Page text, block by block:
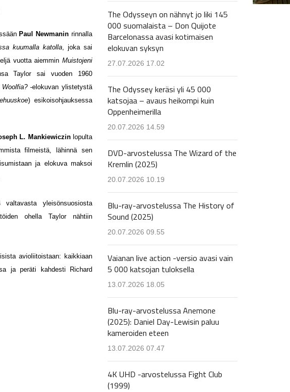
Paul Newmaninrinnalla
kuumalla katolla, joka sai
vuotta aiemmin Muistojeni
Taylor sai vuoden 1960
Woolfia?-elokuvan ylistetystä
) esikoisohjauksessa
L. Mankiewiczin lopulta
filmeistä, lähinnä sen
ja elokuva maksoi
yleisönsuosiosta
ohella Taylor nähtiin
avioliitoistaan: kaikkiaan
ja peräti kahdesti Richard
The Odysseyn on nähnyt jo liki 145
000 suomalaista – Don Quijote
Barcelonassa avasi kotimaisen
elokuvan syksyn
27.07.2026 17.02
The Odyssey keräsi yli 45 000
katsojaa – avaus heikompi kuin
Oppenheimerilla
20.07.2026 14.59
DVD-arvostelussa The Wizard of the
Kremlin (2025)
20.07.2026 10.19
Blu-ray-arvostelussa The History of
Sound (2025)
20.07.2026 09.55
Vaianan live action -versio avasi vain
5 000 katsojan tuloksella
13.07.2026 18.05
Blu-ray-arvostelussa Anemone
(2025): Daniel Day-Lewisin paluu
kameroiden eteen
13.07.2026 07.47
4K UHD -arvostelussa Fight Club
(1999)